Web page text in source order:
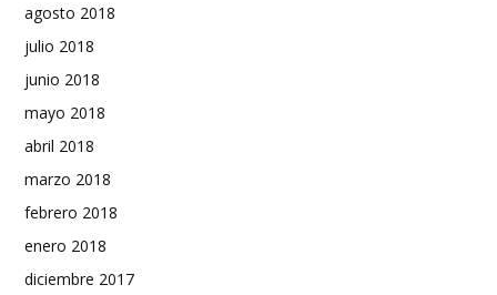
agosto 2018
julio 2018
junio 2018
mayo 2018
abril 2018
marzo 2018
febrero 2018
enero 2018
diciembre 2017